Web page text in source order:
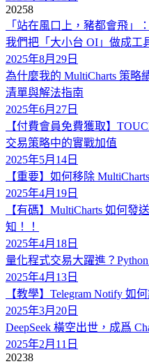
20258
「站在風口上，豬都會飛」
我們把「大小台 OI」做成工
2025年8月29日
為什麼我的 MultiCharts 策
清單與解法指南
2025年6月27日
【付費會員免費獲取】
交易策略中的實戰加值
2025年5月14日
【重要】如何移除
2025年4月19日
【有碼】MultiCharts 如何發
知！！
2025年4月18日
量化程式交易大躍進？
2025年4月13日
【教學】Telegram Notify 如
2025年3月20日
DeepSeek 橫空出世，成爲
2025年2月11日
20238